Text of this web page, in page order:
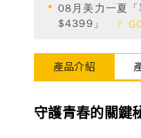
08月美力一夏
$4399」
產品介紹
守護青春的關鍵
百靈油粉絲團
德風健康館